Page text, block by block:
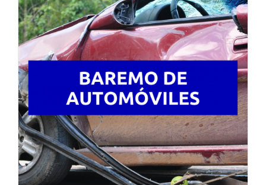
hasta
120,00€